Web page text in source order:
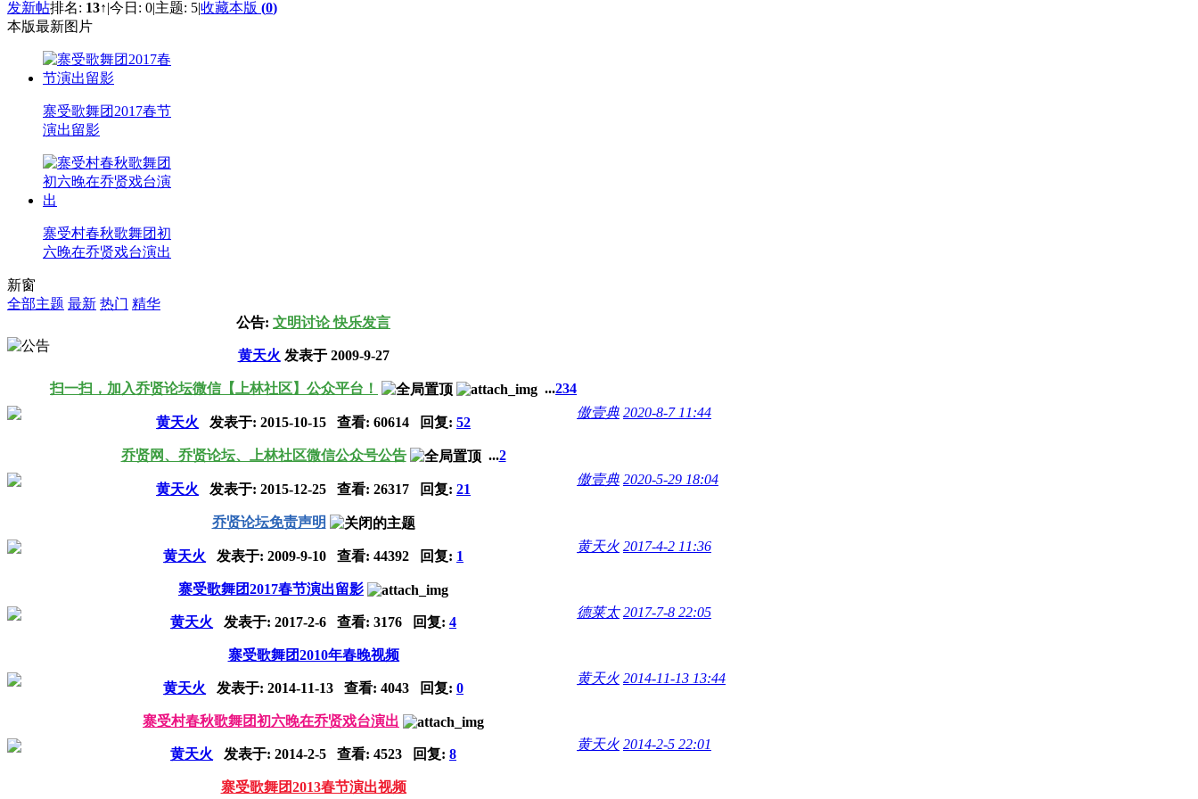
发新帖排名: 13↑|今日: 0|主题: 5|收藏本版 (0)
本版最新图片
寨受歌舞团2017春节
演出留影
寨受村春秋歌舞团初
六晚在乔贤戏台演出
新窗
全部主题 最新 热门 精华
公告: 文明讨论 快乐发言
黄天火 发表于 2009-9-27
扫一扫，加入乔贤论坛微信【上林社区】公众平台！ ...234
黄天火 发表于: 2015-10-15 查看: 60614 回复: 52
傲壹典 2020-8-7 11:44
乔贤网、乔贤论坛、上林社区微信公众号公告 ...2
黄天火 发表于: 2015-12-25 查看: 26317 回复: 21
傲壹典 2020-5-29 18:04
乔贤论坛免责声明
黄天火 发表于: 2009-9-10 查看: 44392 回复: 1
黄天火 2017-4-2 11:36
寨受歌舞团2017春节演出留影
黄天火 发表于: 2017-2-6 查看: 3176 回复: 4
德莱太 2017-7-8 22:05
寨受歌舞团2010年春晚视频
黄天火 发表于: 2014-11-13 查看: 4043 回复: 0
黄天火 2014-11-13 13:44
寨受村春秋歌舞团初六晚在乔贤戏台演出
黄天火 发表于: 2014-2-5 查看: 4523 回复: 8
黄天火 2014-2-5 22:01
寨受歌舞团2013春节演出视频